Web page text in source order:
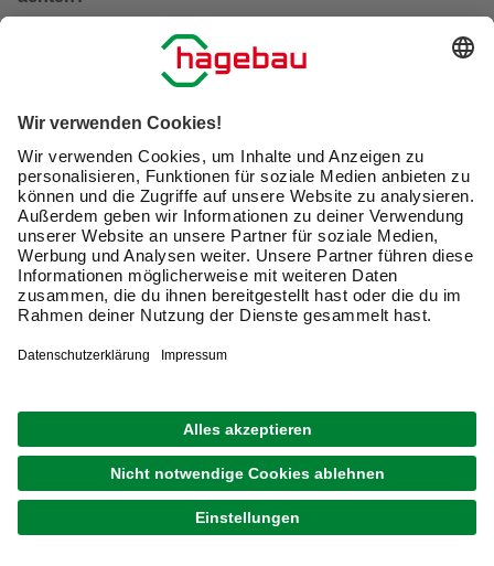
Die Bits und Bohrer erfüllen die Anforderungen für den
Heimwerker-Alltag und sind für die komfortable Bedienung
Auswahlkriterien der Sets und Boxen gehören:
Zusammenstellung der Bits
Typ und Größe der Bohrer
Größe und Qualität der Transportbox und Bithalter
einem Akkuschrauber. Mit einem zweiten
Akkuschrauberkönnen Sie gleichzeitig laden und arbeiten
– lästige Pausen und Unterbrechungen gehören damit der
Vergangenheit an.